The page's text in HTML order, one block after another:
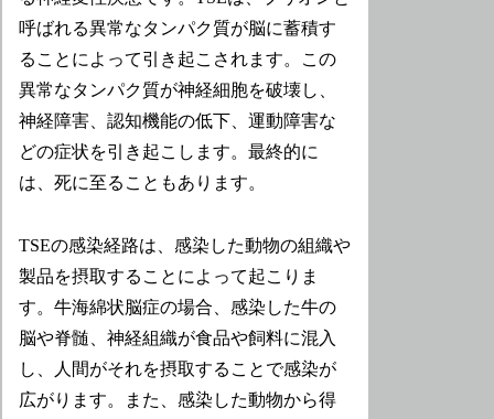
呼ばれる異常なタンパク質が脳に蓄積す
ることによって引き起こされます。この
異常なタンパク質が神経細胞を破壊し、
神経障害、認知機能の低下、運動障害な
どの症状を引き起こします。最終的に
は、死に至ることもあります。
TSEの感染経路は、感染した動物の組織や
製品を摂取することによって起こりま
す。牛海綿状脳症の場合、感染した牛の
脳や脊髄、神経組織が食品や飼料に混入
し、人間がそれを摂取することで感染が
広がります。また、感染した動物から得